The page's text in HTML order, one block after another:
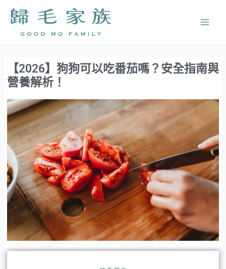
【2026】狗狗可以吃番茄嗎？安全指南與
營養解析！